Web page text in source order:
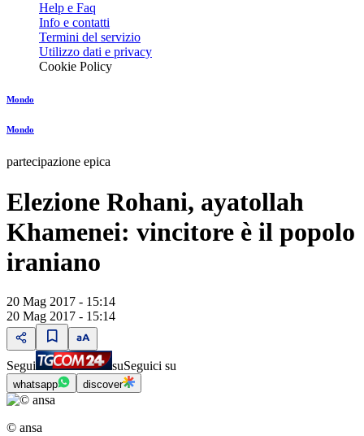
Help e Faq
Info e contatti
Termini del servizio
Utilizzo dati e privacy
Cookie Policy
Mondo
Mondo
partecipazione epica
Elezione Rohani, ayatollah
Khamenei: vincitore è il popolo
iraniano
20 Mag 2017 - 15:14
20 Mag 2017 - 15:14
Segui suSeguici su
whatsapp discover
© ansa